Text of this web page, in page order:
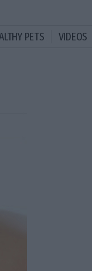
PETS VIDEOS